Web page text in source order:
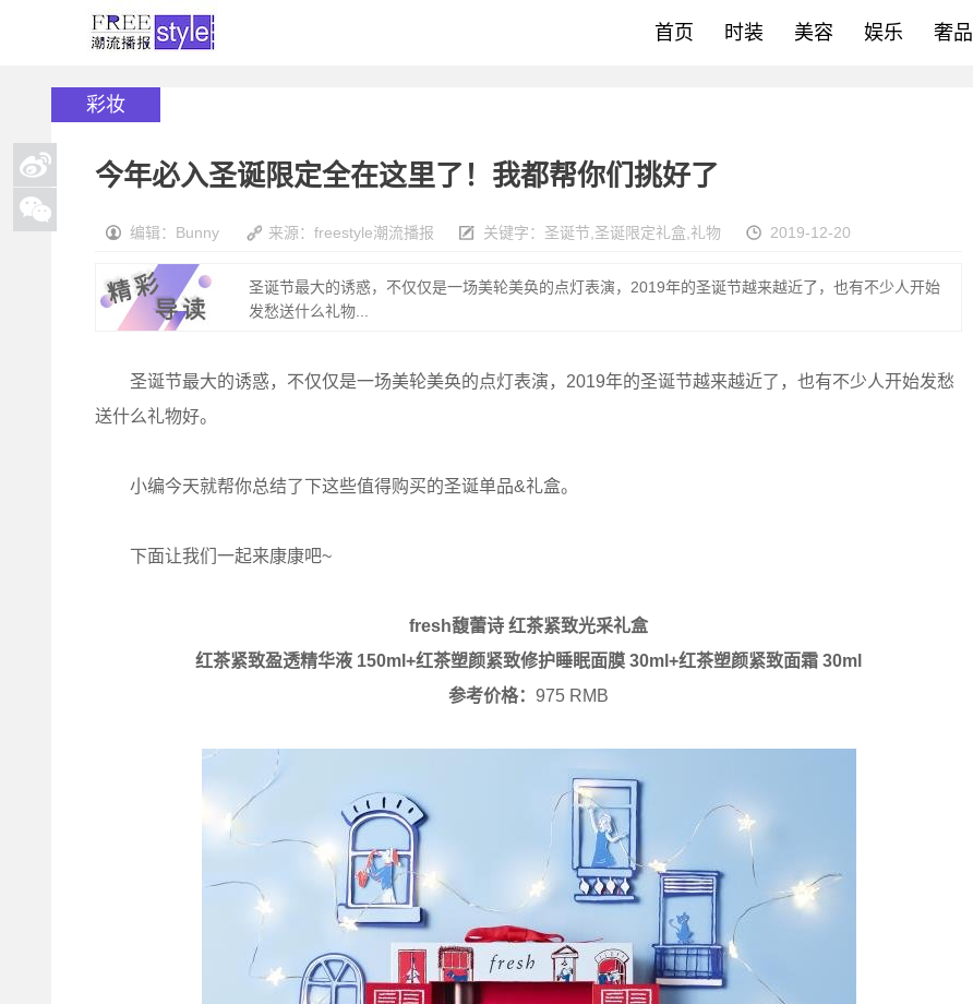
首页 时装 美容 娱乐 奢品
彩妆
今年必入圣诞限定全在这里了！我都帮你们挑好了
编辑：Bunny 来源：freestyle潮流播报 关键字： 圣诞节 圣诞限定礼盒 礼物 2019-12-20
圣诞节最大的诱惑，不仅仅是一场美轮美奂的点灯表演，2019年的圣诞节越来越近了，也有不少人开始
发愁送什么礼物...
圣诞节最大的诱惑，不仅仅是一场美轮美奂的点灯表演，2019年的圣诞节越来越近了，也有不少人开始发愁
送什么礼物好。
小编今天就帮你总结了下这些值得购买的圣诞单品&礼盒。
下面让我们一起来康康吧~
fresh馥蕾诗 红茶紧致光采礼盒
红茶紧致盈透精华液 150ml+红茶塑颜紧致修护睡眠面膜 30ml+红茶塑颜紧致面霜 30ml
参考价格： 975 RMB